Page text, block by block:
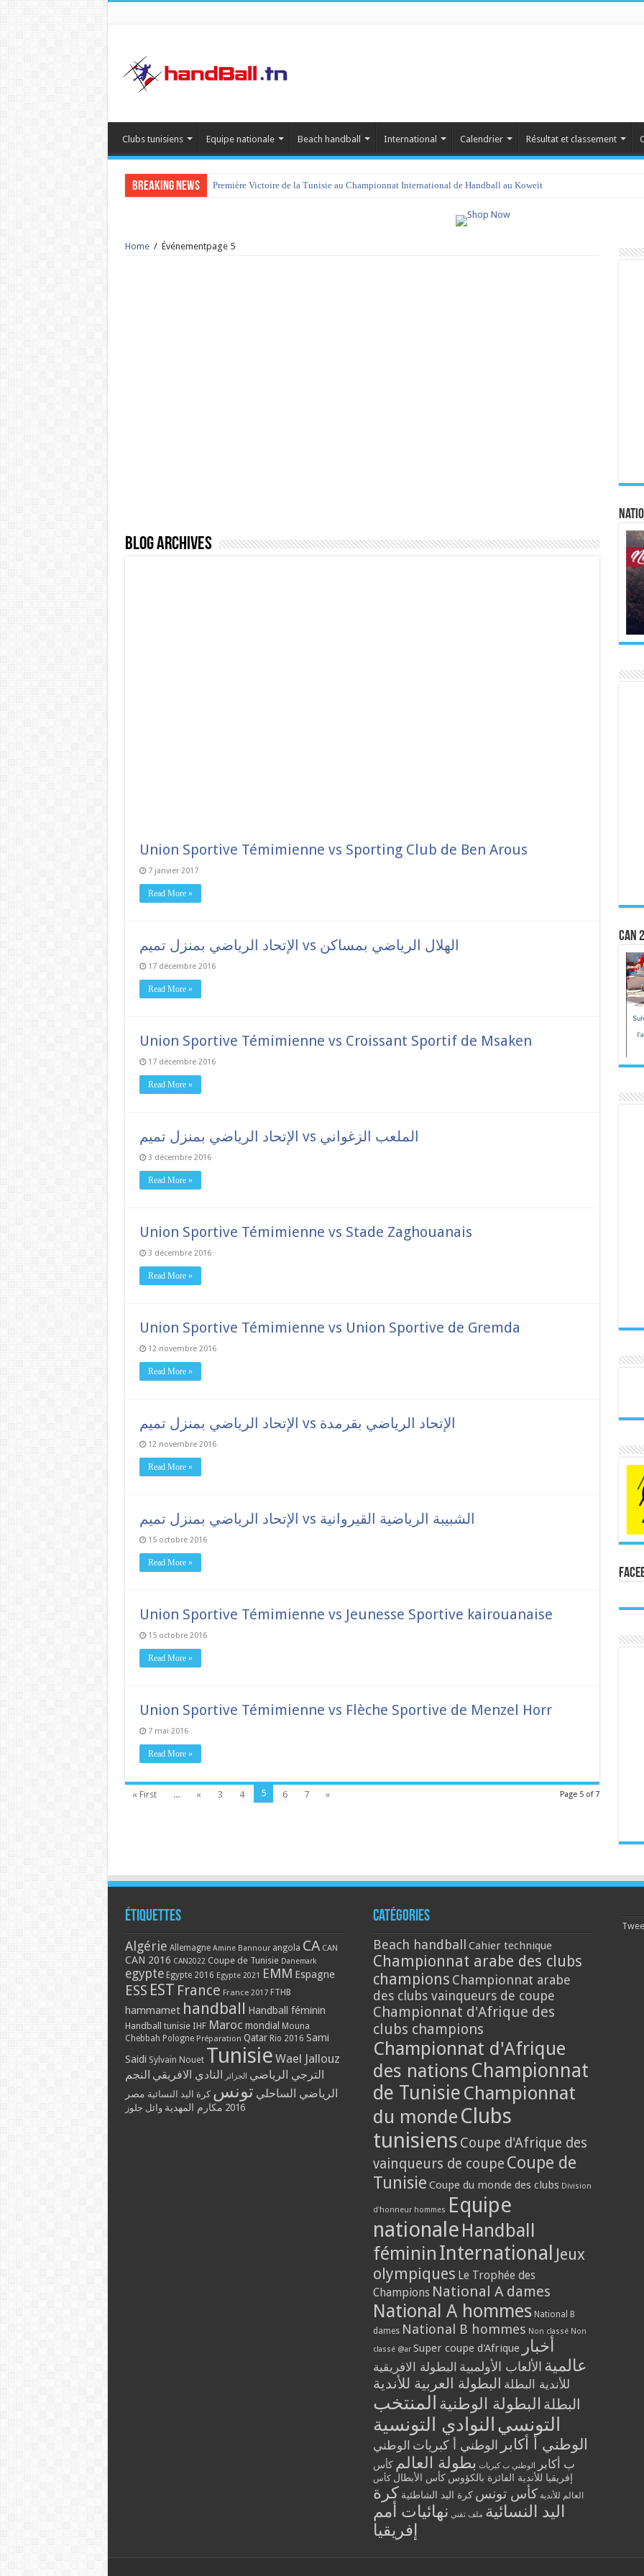
Clubs tunisiens Equipe nationale Beach handball International Calendrier Résultat et classement
Breaking News Première Victoire de la Tunisie au Championnat International de Handball au Koweït
Home / Événementpage 5
Blog Archives
Union Sportive Témimienne vs Sporting Club de Ben Arous
7 janvier 2017
Read More »
الإتحاد الرياضي بمنزل تميم vs الهلال الرياضي بمساكن
17 décembre 2016
Read More »
Union Sportive Témimienne vs Croissant Sportif de Msaken
17 décembre 2016
Read More »
الإتحاد الرياضي بمنزل تميم vs الملعب الزغواني
3 décembre 2016
Read More »
Union Sportive Témimienne vs Stade Zaghouanais
3 décembre 2016
Read More »
Union Sportive Témimienne vs Union Sportive de Gremda
12 novembre 2016
Read More »
الإتحاد الرياضي بمنزل تميم vs الإتحاد الرياضي بقرمدة
12 novembre 2016
Read More »
الإتحاد الرياضي بمنزل تميم vs الشبيبة الرياضية القيروانية
15 octobre 2016
Read More »
Union Sportive Témimienne vs Jeunesse Sportive kairouanaise
15 octobre 2016
Read More »
Union Sportive Témimienne vs Flèche Sportive de Menzel Horr
7 mai 2016
Read More »
Page 5 of 7
« First ... « 3 4 5 6 7 »
CAN
Étiquettes
Algérie Allemagne Amine Bannour angola CA CAN
CAN 2016 CAN2022 Coupe de Tunisie Danemark
egypte Egypte 2016 Egypte 2021 EMM Espagne
ESS EST France France 2017 FTHB
hammamet handball Handball féminin
Handball tunisie IHF Maroc mondial Mouna
Chebbah Pologne Préparation Qatar Rio 2016 Sami
Saidi Sylvain Nouet Tunisie Wael Jallouz
الترجي الرياضي الجزائر النادي الافريقي النجم
الرياضي الساحلي تونس كرة اليد النسائية مصر
2016 مكارم المهدية وائل جلوز
Catégories
Beach handball Cahier technique
Championnat arabe des clubs
champions Championnat arabe
des clubs vainqueurs de coupe
Championnat d'Afrique des
clubs champions
Championnat d'Afrique
des nations Championnat
de Tunisie Championnat
du monde Clubs
tunisiens Coupe d'Afrique des
vainqueurs de coupe Coupe de
Tunisie Coupe du monde des clubs Division
d'honneur hommes Equipe
nationale Handball
féminin International Jeux
olympiques Le Trophée des
Champions National A dames
National A hommes National B
dames National B hommes Non classé Non
classé @ar Super coupe d'Afrique أخبار
عالمية الألعاب الأولمبية البطولة الافريقية
للأندية البطلة البطولة العربية للأندية
البطلة البطولة الوطنية المنتخب
التونسي النوادي التونسية
الوطني أ أكابر الوطني أ كبريات الوطني
ب أكابر
الوطني ب كبريات بطولة العالم كأس
إفريقيا للأندية الفائزة بالكؤوس كأس الأبطال كأس
العالم للأندية كأس تونس كرة اليد الشاطئية كرة
اليد النسائية ملف تقني نهائيات أمم
إفريقيا